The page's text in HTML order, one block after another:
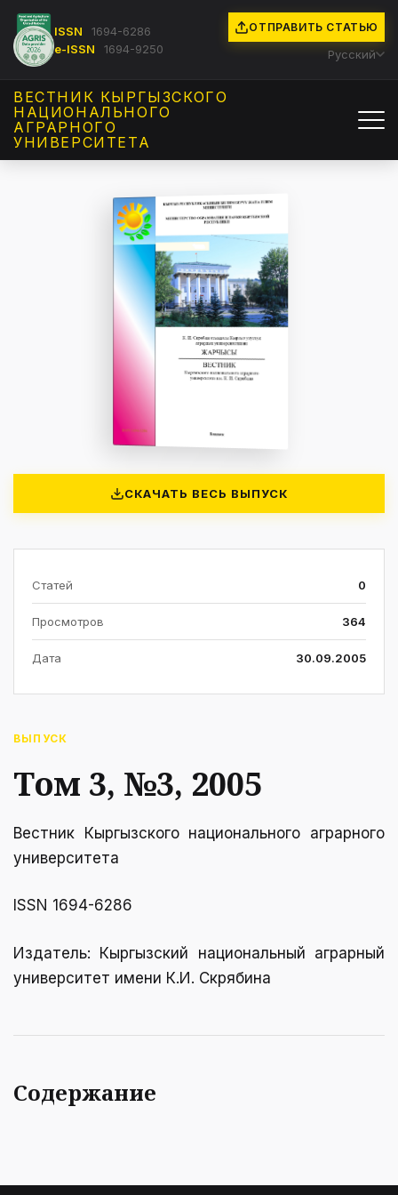
ISSN
1694-6286
e-ISSN
1694-9250
ОТПРАВИТЬ СТАТЬЮ
Русский
ВЕСТНИК КЫРГЫЗCКОГО
НАЦИОНАЛЬНОГО
АГРАРНОГО
УНИВЕРСИТЕТА
СКАЧАТЬ ВЕСЬ ВЫПУСК
Статей 0
Просмотров 364
Дата 30.09.2005
ВЫПУСК
Том 3, №3, 2005
Вестник Кыргызcкого национального аграрного
университета
ISSN 1694-6286
Издатель: Кыргызский национальный аграрный
университет имени К.И. Скрябинa
Содержание